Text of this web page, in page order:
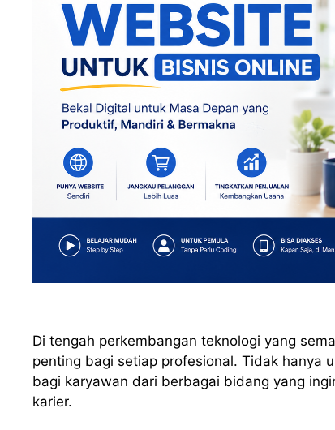
Di tengah perkembangan teknologi yang
penting bagi setiap profesional. Tidak hanya
bagi karyawan dari berbagai bidang yang
karier.